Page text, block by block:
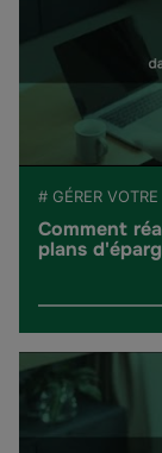
# GÉRER
Comment
plans